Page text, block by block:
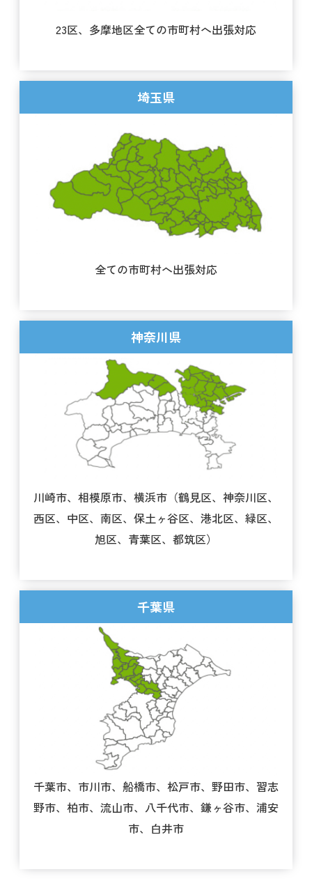
23区、多摩地区全ての市町村へ出張対応
埼玉県
全ての市町村へ出張対応
神奈川県
川崎市、相模原市、横浜市（鶴見区、神奈川区、
西区、中区、南区、保土ヶ谷区、港北区、緑区、
旭区、青葉区、都筑区）
千葉県
千葉市、市川市、船橋市、松戸市、野田市、習志
野市、柏市、流山市、八千代市、鎌ヶ谷市、浦安
市、白井市